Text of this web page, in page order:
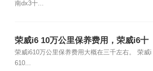
南dx3十...
荣威i6 10万公里保养费用，荣威i6十
万公里保养项目
荣威i610万公里保养费用大概在三千左右。 荣威i
610...